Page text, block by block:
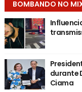
BOMBANDO NO
durante
Ciama